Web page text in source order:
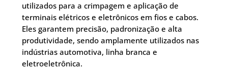
utilizados para a crimpagem e aplicação de
terminais elétricos e eletrônicos em fios e cabos.
Eles garantem precisão, padronização e alta
produtividade, sendo amplamente utilizados nas
indústrias automotiva, linha branca e
eletroeletrônica.